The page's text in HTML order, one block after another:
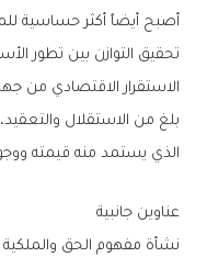
أصبح أيضاً أكثر حساسية
تحقيق التوازن بين تطور
الاستقرار الاقتصادي من
بلغ من الاستقلال
الذي يستمد منه قيمته
عناوين جانبية
نشأة مفهوم الحق والملكية